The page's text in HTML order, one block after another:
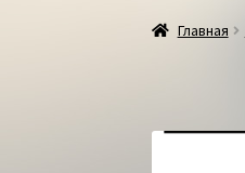
Главная